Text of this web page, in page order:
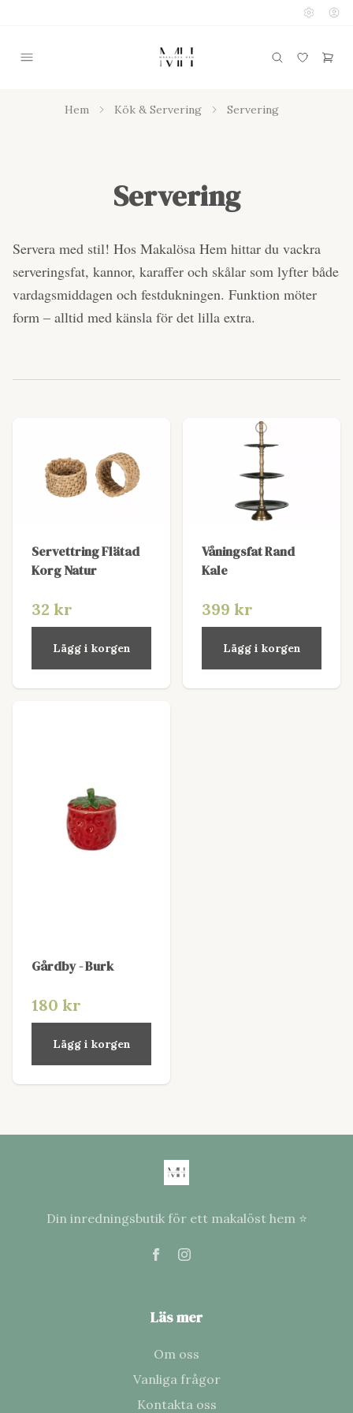
Hem Kök & Servering Servering
Servering
Servera med stil! Hos Makalösa Hem hittar du vackra
serveringsfat, kannor, karaffer och skålar som lyfter både
vardagsmiddagen och festdukningen. Funktion möter
form – alltid med känsla för det lilla extra.
Servettring Flätad
Korg Natur
32 kr
Lägg i korgen
Våningsfat Rand
Kale
399 kr
Lägg i korgen
Gårdby - Burk
180 kr
Lägg i korgen
Din inredningsbutik för ett makalöst hem ⭐
Läs mer
Om oss
Vanliga frågor
Kontakta oss